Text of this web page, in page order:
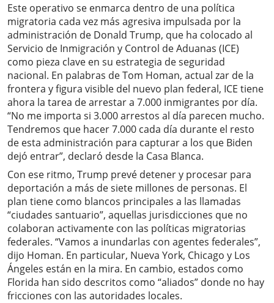
Este operativo se enmarca dentro de una política
migratoria cada vez más agresiva impulsada por la
administración de Donald Trump, que ha colocado al
Servicio de Inmigración y Control de Aduanas (ICE)
como pieza clave en su estrategia de seguridad
nacional. En palabras de Tom Homan, actual zar de la
frontera y figura visible del nuevo plan federal, ICE tiene
ahora la tarea de arrestar a 7.000 inmigrantes por día.
“No me importa si 3.000 arrestos al día parecen mucho.
Tendremos que hacer 7.000 cada día durante el resto
de esta administración para capturar a los que Biden
dejó entrar”, declaró desde la Casa Blanca.
Con ese ritmo, Trump prevé detener y procesar para
deportación a más de siete millones de personas. El
plan tiene como blancos principales a las llamadas
“ciudades santuario”, aquellas jurisdicciones que no
colaboran activamente con las políticas migratorias
federales. “Vamos a inundarlas con agentes federales”,
dijo Homan. En particular, Nueva York, Chicago y Los
Ángeles están en la mira. En cambio, estados como
Florida han sido descritos como “aliados” donde no hay
fricciones con las autoridades locales.